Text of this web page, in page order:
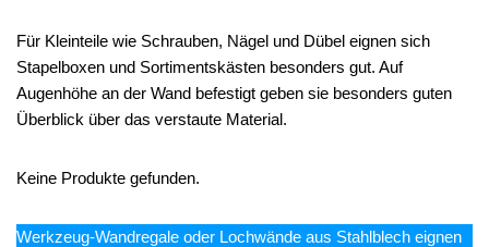
Für Kleinteile wie Schrauben, Nägel und Dübel eignen sich
Stapelboxen und Sortimentskästen besonders gut. Auf
Augenhöhe an der Wand befestigt geben sie besonders guten
Überblick über das verstaute Material.
Keine Produkte gefunden.
Werkzeug-Wandregale oder Lochwände aus Stahlblech eignen